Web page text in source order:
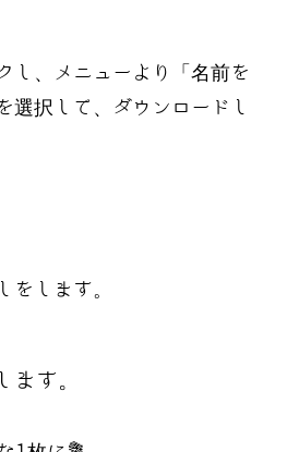
し、メニューより「名前を
選択して、ダウンロードし
をします。
ます。